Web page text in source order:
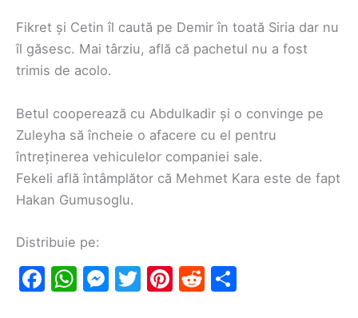
Fikret și Cetin îl caută pe Demir în toată Siria dar nu
îl găsesc. Mai târziu, află că pachetul nu a fost
trimis de acolo.
Betul cooperează cu Abdulkadir și o convinge pe
Zuleyha să încheie o afacere cu el pentru
întreținerea vehiculelor companiei sale.
Fekeli află întâmplător că Mehmet Kara este de fapt
Hakan Gumusoglu.
Distribuie pe:
F
W M T
Pi R